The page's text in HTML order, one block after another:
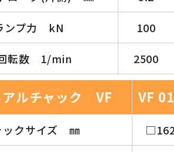
ンプ力 kN 100
転数 1/min 2500
アルチャック VF VF
ックサイズ ㎜